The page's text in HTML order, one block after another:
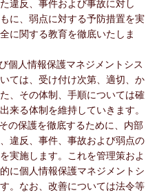
違反、事件および事故に対し
に、弱点に対する予防措置を実
に関する教育を徹底いたしま
個人情報保護マネジメントシス
ては、受け付け次第、適切、か
、その体制、手順については確
来る体制を維持していきます。
の保護を徹底するために、内部
違反、事件、事故および弱点の
実施します。これを管理策およ
に個人情報保護マネジメントシ
。なお、改善については法令等